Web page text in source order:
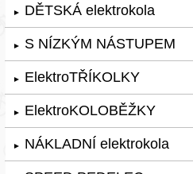
► DĚTSKÁ elektrokola
► S NÍZKÝM NÁSTUPEM
► ElektroTŘÍKOLKY
► ElektroKOLOBĚŽKY
► NÁKLADNÍ elektrokola